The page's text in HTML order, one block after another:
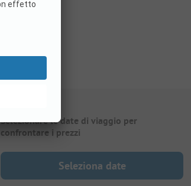
Selezionare le date di viaggio per
confrontare i prezzi
Seleziona date